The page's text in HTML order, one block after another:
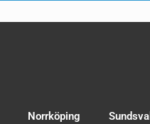
Norrköping Sundsvall